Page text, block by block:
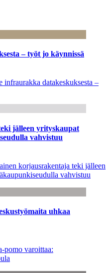
– työt jo käynnissä
datakeskuksesta –
jälleen yrityskaupat
vahvistuu
korjausrakentaja teki jälleen
vahvistuu
uhkaa
pomo varoittaa: